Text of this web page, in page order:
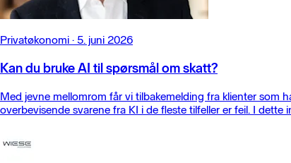
Privatøkonomi · 5. juni 2026
Kan du bruke AI til spørsmål om skatt?
Med jevne mellomrom får vi tilbakemelding fra klienter som
overbevisende svarene fra KI i de fleste tilfeller er feil. I